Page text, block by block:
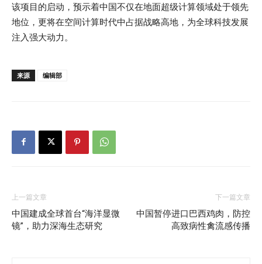
该项目的启动，预示着中国不仅在地面超级计算领域处于领先
地位，更将在空间计算时代中占据战略高地，为全球科技发展
注入强大动力。
来源 编辑部
上一篇文章
中国建成全球首台“海洋显微
镜”，助力深海生态研究
下一篇文章
中国暂停进口巴西鸡肉，防控
高致病性禽流感传播